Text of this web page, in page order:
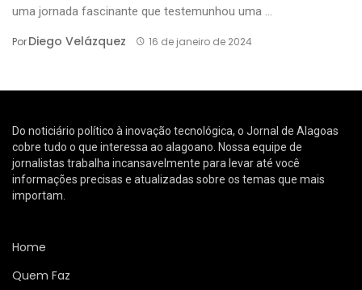
uma jornada fascinante que testemunhou uma ...
PorDiego Velázquez 16 de janeiro de 2024
Do noticiário político à inovação tecnológica, o Jornal de Alagoas
cobre tudo o que interessa ao alagoano. Nossa equipe de
jornalistas trabalha incansavelmente para levar até você
informações precisas e atualizadas sobre os temas que mais
importam.
Home
Quem Faz